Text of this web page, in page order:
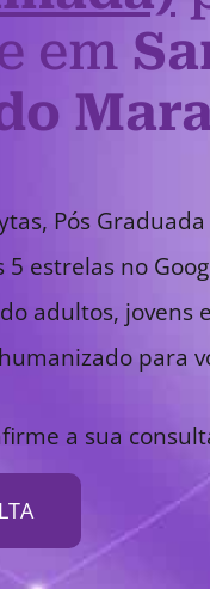
em
Pós
5 estrelas no
adultos, jovens
para
a sua